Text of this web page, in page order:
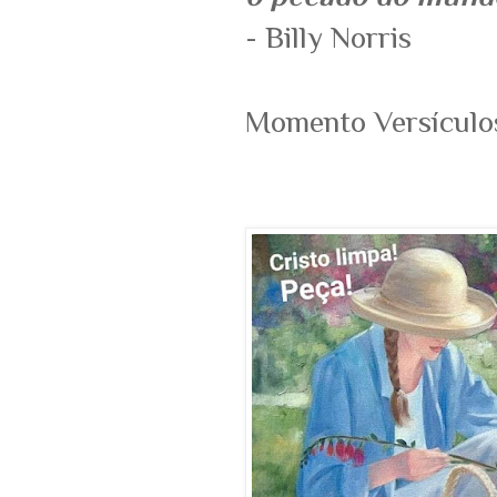
- Billy Norris
Momento